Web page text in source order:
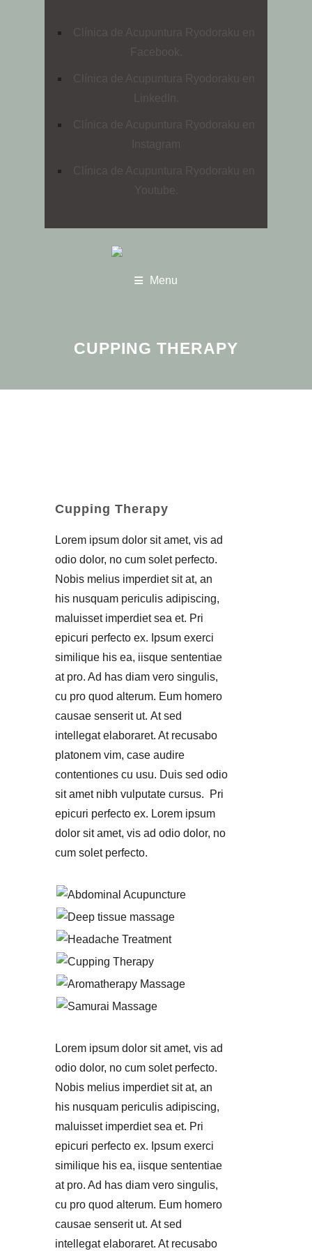
Clínica de Acupuntura Ryodoraku en
Facebook.
Clínica de Acupuntura Ryodoraku en
Clínica de Acupuntura Ryodoraku en
Clínica de Acupuntura Ryodoraku en
Youtube.
Menu
CUPPING THERAPY
Cupping Therapy
Lorem ipsum dolor sit amet, vis ad
odio dolor, no cum solet perfecto.
Nobis melius imperdiet sit at, an
his nusquam periculis adipiscing,
maluisset imperdiet sea et. Pri
epicuri perfecto ex. Ipsum exerci
similique his ea, iisque sententiae
at pro. Ad has diam vero singulis,
cu pro quod alterum. Eum homero
causae senserit ut. At sed
intellegat elaboraret. At recusabo
platonem vim, case audire
contentiones cu usu. Duis sed odio
sit amet nibh vulputate cursus. Pri
epicuri perfecto ex. Lorem ipsum
dolor sit amet, vis ad odio dolor, no
cum solet perfecto.
Lorem ipsum dolor sit amet, vis ad
odio dolor, no cum solet perfecto.
Nobis melius imperdiet sit at, an
his nusquam periculis adipiscing,
maluisset imperdiet sea et. Pri
epicuri perfecto ex. Ipsum exerci
similique his ea, iisque sententiae
at pro. Ad has diam vero singulis,
cu pro quod alterum. Eum homero
causae senserit ut. At sed
intellegat elaboraret. At recusabo